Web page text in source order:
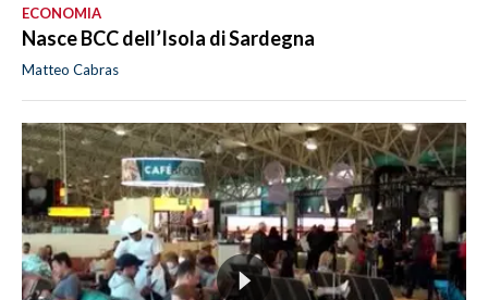
ECONOMIA
Nasce BCC dell’Isola di Sardegna
Matteo Cabras